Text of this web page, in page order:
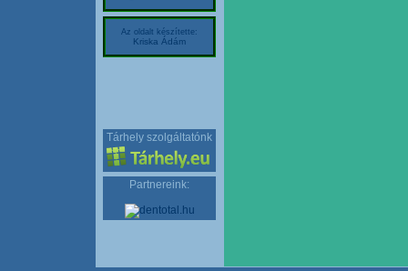
Az oldalt készítette:
Kriska Ádám
Tárhely szolgáltatónk
Partnereink: